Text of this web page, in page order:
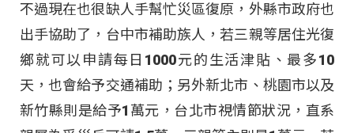
不過現在也很缺人手幫忙災區復原，外縣市政府也
出手協助了，台中市補助族人，若三親等居住光復
鄉就可以申請每日1000元的生活津貼、最多10
天，也會給予交通補助；另外新北市、桃園市以及
新竹縣則是給予1萬元，台北市視情節狀況，直系